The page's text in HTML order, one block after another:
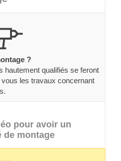
?
hautement qualifiés se feront
les travaux concernant
pour avoir un
de montage